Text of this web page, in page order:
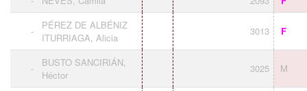
-
PÉREZ DE ALBÉNIZ
ITURRIAGA, Alicia
3013 F
-
BUSTO SANCIRIÁN,
Héctor
3025 M